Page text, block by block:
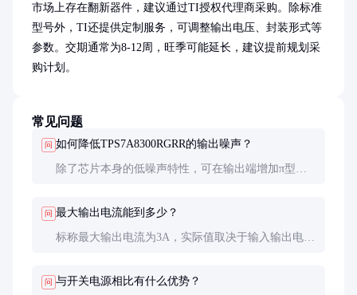
市场上存在翻新器件，建议通过TI授权代理商采购。除标准
型号外，TI还提供定制服务，可调整输出电压、封装形式等
参数。交期通常为8-12周，旺季可能延长，建议提前规划采
购计划。
常见问题
问 如何降低TPS7A8300RGRR的输出噪声？
除了芯片本身的低噪声特性，可在输出端增加π型滤
问 最大输出电流能到多少？
标称最大输出电流为3A，实际值取决于输入输出电压
问 与开关电源相比有什么优势？